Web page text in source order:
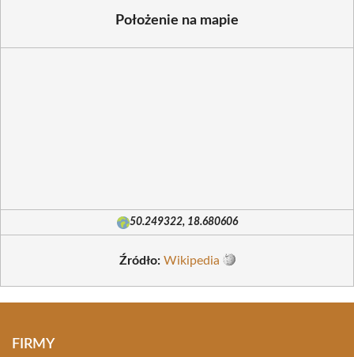
Położenie na mapie
50.249322, 18.680606
Źródło: Wikipedia
FIRMY